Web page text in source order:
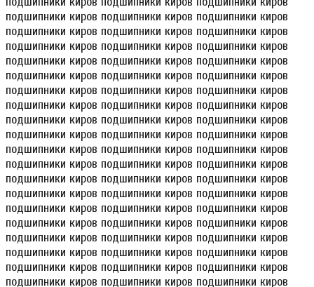
подшипники киров подшипники киров подшипники киров
подшипники киров подшипники киров подшипники киров
подшипники киров подшипники киров подшипники киров
подшипники киров подшипники киров подшипники киров
подшипники киров подшипники киров подшипники киров
подшипники киров подшипники киров подшипники киров
подшипники киров подшипники киров подшипники киров
подшипники киров подшипники киров подшипники киров
подшипники киров подшипники киров подшипники киров
подшипники киров подшипники киров подшипники киров
подшипники киров подшипники киров подшипники киров
подшипники киров подшипники киров подшипники киров
подшипники киров подшипники киров подшипники киров
подшипники киров подшипники киров подшипники киров
подшипники киров подшипники киров подшипники киров
подшипники киров подшипники киров подшипники киров
подшипники киров подшипники киров подшипники киров
подшипники киров подшипники киров подшипники киров
подшипники киров подшипники киров подшипники киров